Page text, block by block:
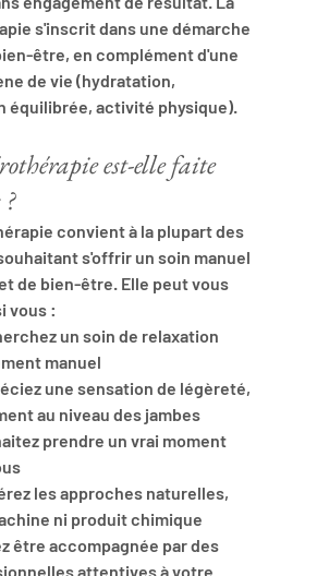
s'inscrit dans une démarche
être, en complément d'une
de vie (hydratation,
équilibrée, activité physique).
est-elle faite
convient à la plupart des
s'offrir un soin manuel
de bien-être. Elle peut vous
vous :
un soin de relaxation
manuel
une sensation de légèreté,
au niveau des jambes
prendre un vrai moment
les approches naturelles,
ni produit chimique
être accompagnée par des
attentives à votre